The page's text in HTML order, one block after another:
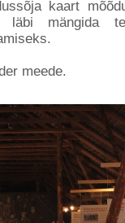
kaart
läbi mängida
meede.